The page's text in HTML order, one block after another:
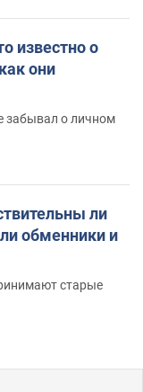
известно о
они
забывал о личном
ли
обменники и
старые